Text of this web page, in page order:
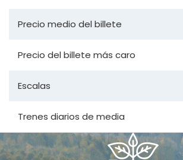
Precio medio del billete
Precio del billete más caro
Escalas
Trenes diarios de media